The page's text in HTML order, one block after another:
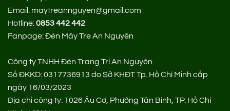
Email: maytreannguyen@gmail.com
Hotline:0853 442 442
Fanpage:Đèn Mây Tre An Nguyên
Công ty TNHH Đèn Trang Trí An Nguyên
Số ĐKKD: 0317736913 do Sở KHĐT Tp. Hồ Chí Minh cấp
ngày 16/03/2023
Địa chỉ công ty: 1026 Âu Cơ, Phường Tân Bình, TP. Hồ Chí